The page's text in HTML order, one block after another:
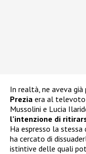
In realtà, ne aveva
Prezia era al televoto
Mussolini e Lucia
l’intenzione di
Ha espresso la stessa
ha cercato di
istintive delle quali